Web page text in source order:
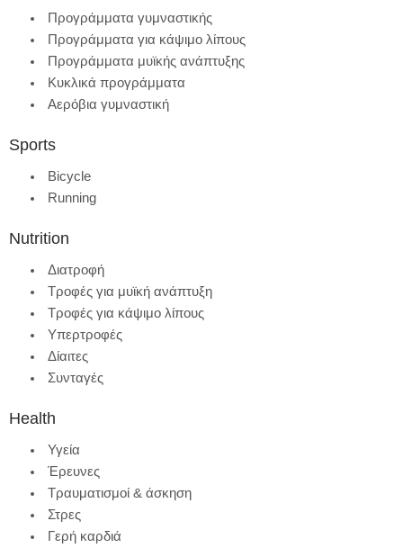
Προγράμματα γυμναστικής
Προγράμματα για κάψιμο λίπους
Προγράμματα μυϊκής ανάπτυξης
Κυκλικά προγράμματα
Αερόβια γυμναστική
Sports
Bicycle
Running
Nutrition
Διατροφή
Τροφές για μυϊκή ανάπτυξη
Τροφές για κάψιμο λίπους
Υπερτροφές
Δίαιτες
Συνταγές
Health
Υγεία
Έρευνες
Τραυματισμοί & άσκηση
Στρες
Γερή καρδιά